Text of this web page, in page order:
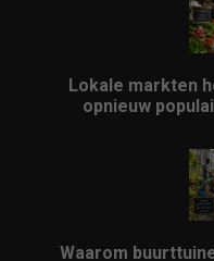
Lokale markten
opnieuw
Waarom